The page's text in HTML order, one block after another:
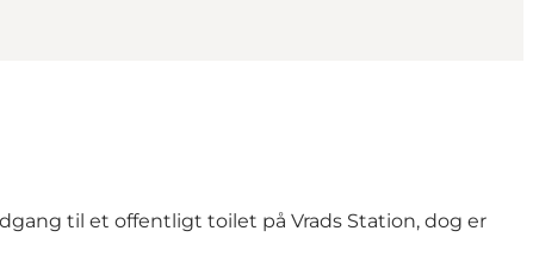
til et offentligt toilet på Vrads Station, dog er